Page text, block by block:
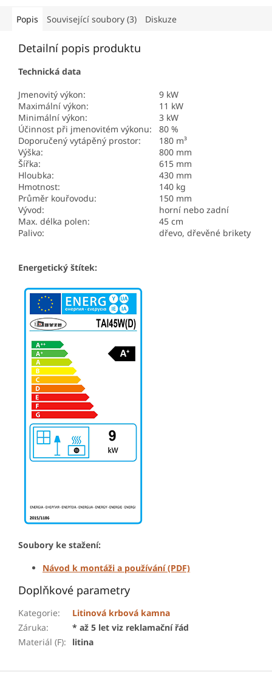
Popis Související soubory (3) Diskuze
Detailní popis produktu
Technická data
Jmenovitý výkon:
9 kW
Maximální výkon:
11 kW
Minimální výkon:
3 kW
Účinnost při jmenovitém výkonu:
80 %
Doporučený vytápěný prostor:
180 m³
Výška:
800 mm
Šířka:
615 mm
Hloubka:
430 mm
Hmotnost:
140 kg
Průměr kouřovodu:
150 mm
Vývod:
horní nebo zadní
Max. délka polen:
45 cm
Palivo:
dřevo, dřevěné brikety
Energetický štítek:
Soubory ke stažení:
Návod k montáži a používání (PDF)
Doplňkové parametry
Kategorie:
Litinová krbová kamna
Záruka:
* až 5 let viz reklamační řád
Materiál (F): litina
Z